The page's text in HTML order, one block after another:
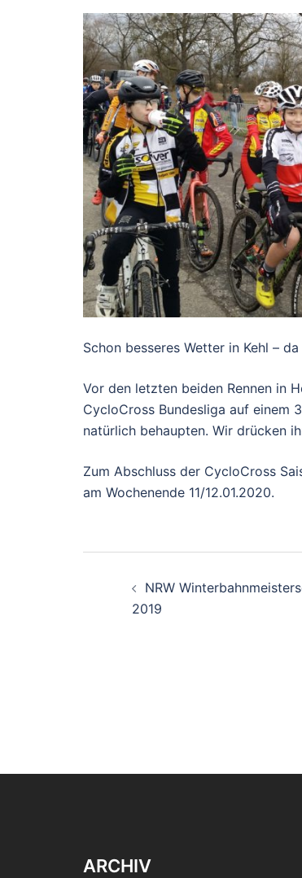
Schon besseres Wetter in Kehl –
Vor den letzten beiden Rennen in
CycloCross Bundesliga auf einem
natürlich behaupten. Wir drücken
Zum Abschluss der CycloCross
am Wochenende 11/12.01.2020.
NRW
2019
ARCHIV